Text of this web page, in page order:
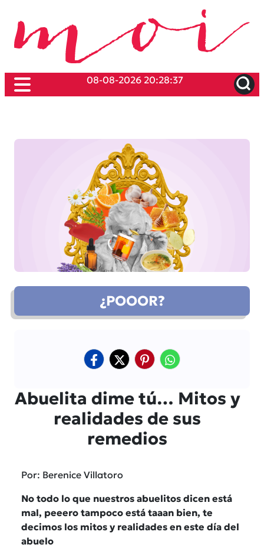
08-08-2026 20:28:37
¿POOOR?
Abuelita dime tú… Mitos y
realidades de sus
remedios
Por: Berenice Villatoro
No todo lo que nuestros abuelitos dicen está
mal, peeero tampoco está taaan bien, te
decimos los mitos y realidades en este día del
abuelo